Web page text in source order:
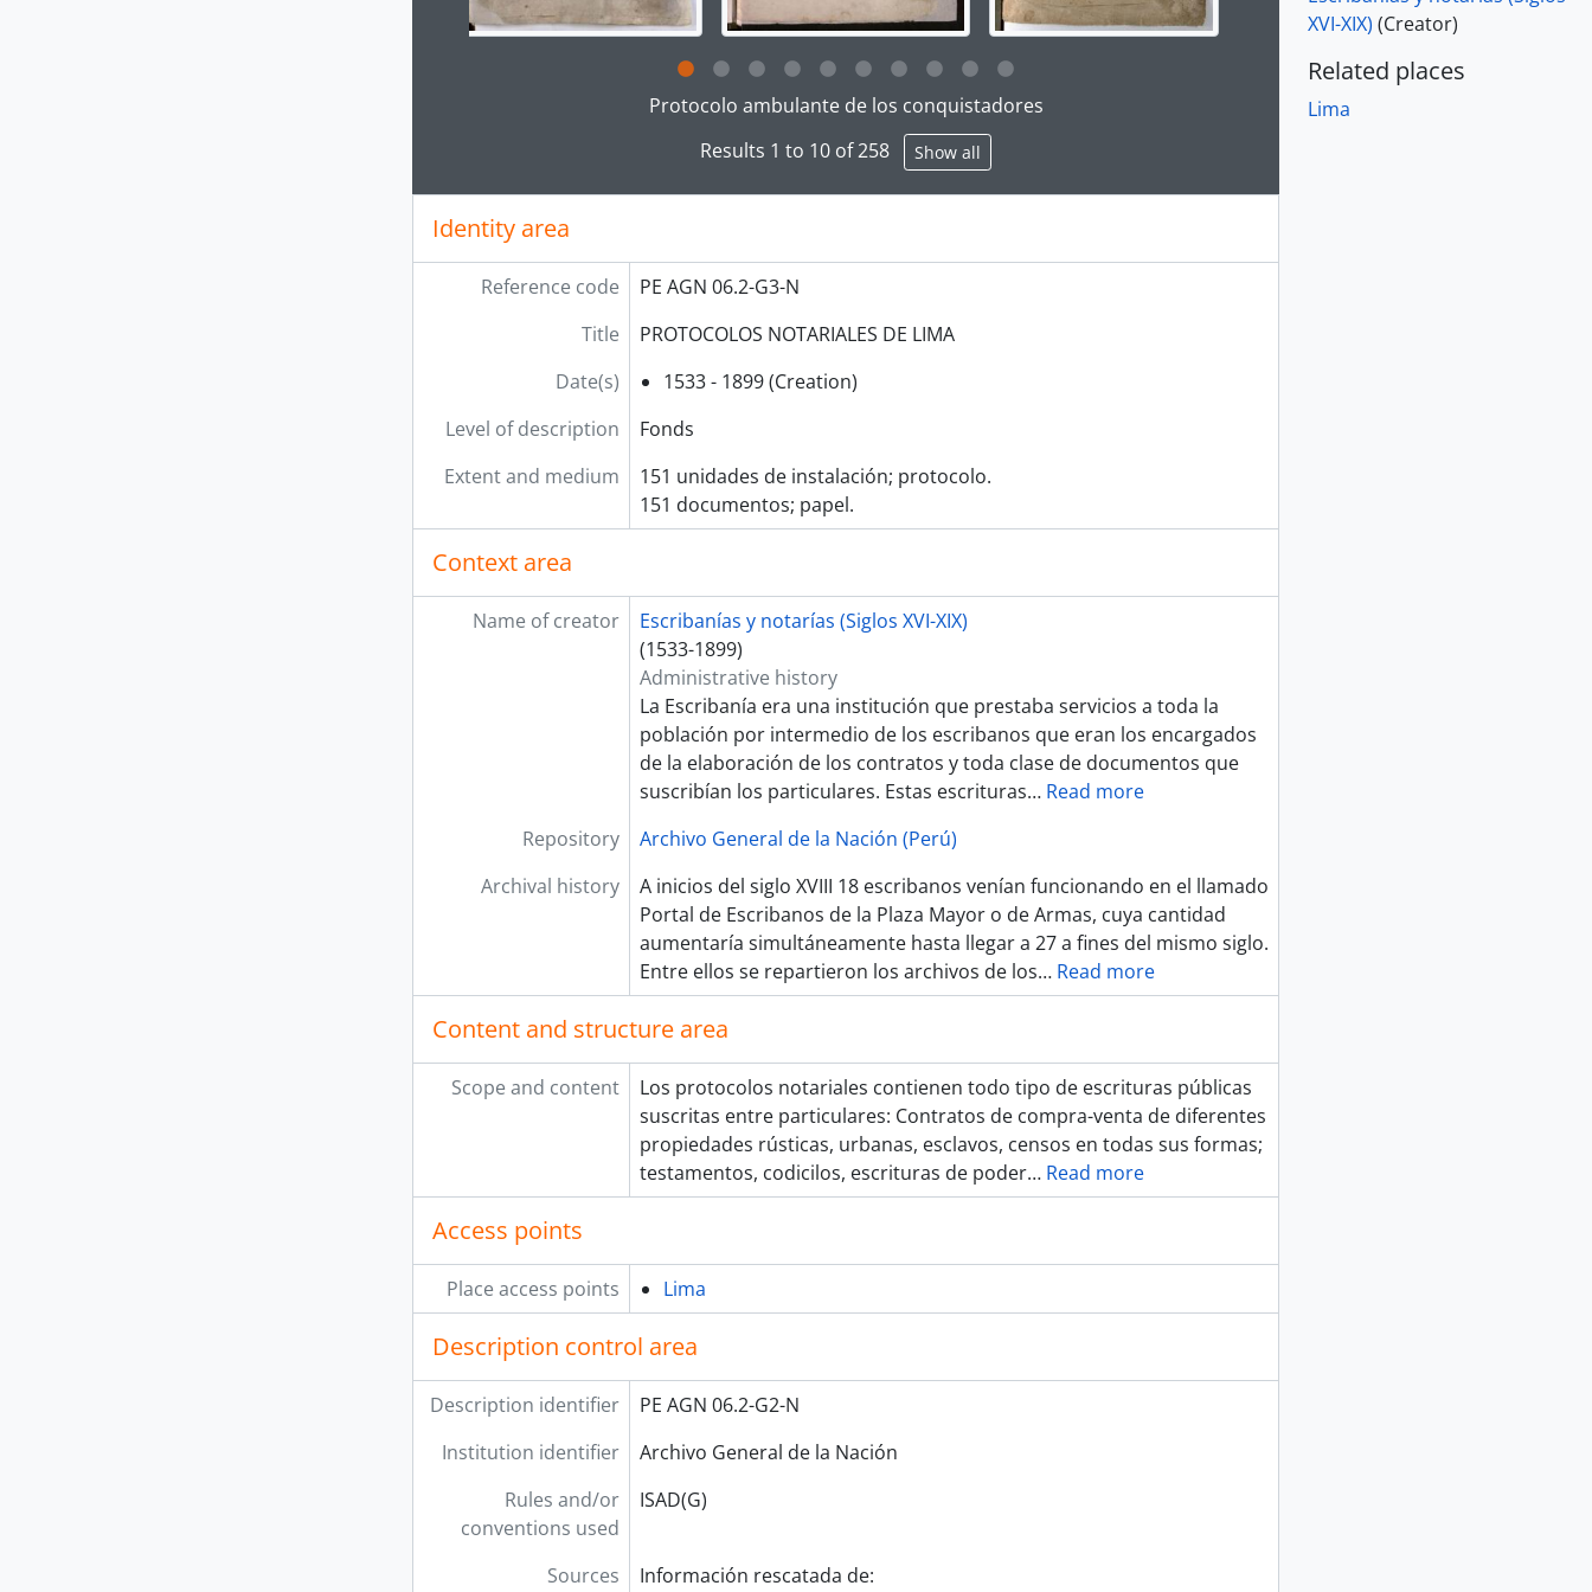
Clicking this description title link will open the description view page for this digital object. Advancing the carousel above will
Protocolo ambulante de los conquistadores
Results 1 to 10 of 258
Show all
Identity area
Reference code
PE AGN 06.2-G3-N
Title
PROTOCOLOS NOTARIALES DE LIMA
Date(s)
1533 - 1899 (Creation)
Level of description
Fonds
Extent and medium
151 unidades de instalación; protocolo.
151 documentos; papel.
Context area
Name of creator
Escribanías y notarías (Siglos XVI-XIX)
(1533-1899)
Administrative history
La Escribanía era una institución que prestaba servicios a toda la
población por intermedio de los escribanos que eran los encargados
de la elaboración de los contratos y toda clase de documentos que
suscribían los particulares. Estas escrituras… Read more
Repository
Archivo General de la Nación (Perú)
Archival history
A inicios del siglo XVIII 18 escribanos venían funcionando en el llamado
Portal de Escribanos de la Plaza Mayor o de Armas, cuya cantidad
aumentaría simultáneamente hasta llegar a 27 a fines del mismo siglo.
Entre ellos se repartieron los archivos de los… Read more
Content and structure area
Scope and content
Los protocolos notariales contienen todo tipo de escrituras públicas
suscritas entre particulares: Contratos de compra-venta de diferentes
propiedades rústicas, urbanas, esclavos, censos en todas sus formas;
testamentos, codicilos, escrituras de poder… Read more
Access points
Place access points Lima
Description control area
Description identifier
PE AGN 06.2-G2-N
Institution identifier
Archivo General de la Nación
Rules and/or
conventions used
ISAD(G)
Sources
Información rescatada de:
XVI-XIX) (Creator)
Related places
Lima